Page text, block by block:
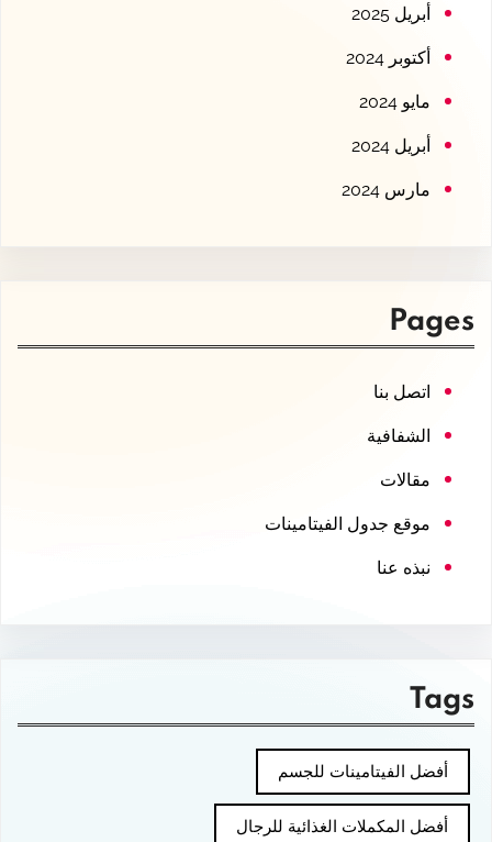
أبريل 2025
أكتوبر 2024
مايو 2024
أبريل 2024
مارس 2024
Pages
اتصل بنا
الشفافية
مقالات
موقع جدول الفيتامينات
نبذه عنا
Tags
أفضل الفيتامينات للجسم
أفضل المكملات الغذائية للرجال